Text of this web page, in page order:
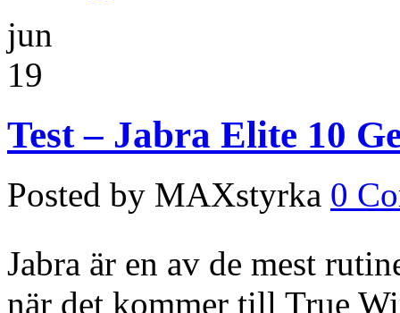
jun
19
Test – Jabra Elite 10
Posted by MAXstyrka 0
Jabra är en av de mest
när det kommer till True